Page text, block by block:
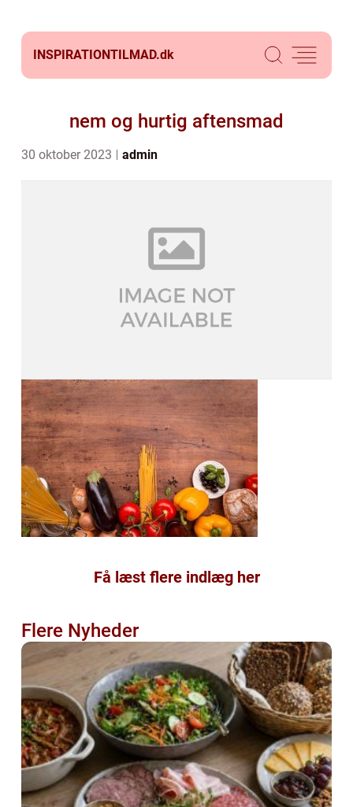
INSPIRATIONTILMAD.dk
nem og hurtig aftensmad
30 oktober 2023 admin
Få læst flere indlæg her
Flere Nyheder